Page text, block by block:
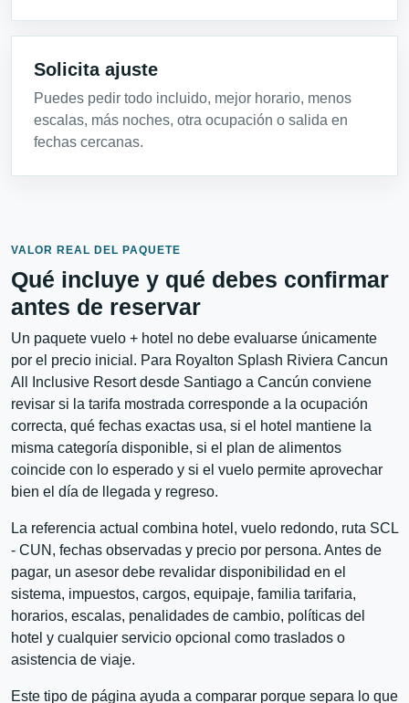
Solicita ajuste
Puedes pedir todo incluido, mejor horario, menos
escalas, más noches, otra ocupación o salida en
fechas cercanas.
VALOR REAL DEL PAQUETE
Qué incluye y qué debes confirmar
antes de reservar
Un paquete vuelo + hotel no debe evaluarse únicamente
por el precio inicial. Para Royalton Splash Riviera Cancun
All Inclusive Resort desde Santiago a Cancún conviene
revisar si la tarifa mostrada corresponde a la ocupación
correcta, qué fechas exactas usa, si el hotel mantiene la
misma categoría disponible, si el plan de alimentos
coincide con lo esperado y si el vuelo permite aprovechar
bien el día de llegada y regreso.
La referencia actual combina hotel, vuelo redondo, ruta SCL
- CUN, fechas observadas y precio por persona. Antes de
pagar, un asesor debe revalidar disponibilidad en el
sistema, impuestos, cargos, equipaje, familia tarifaria,
horarios, escalas, penalidades de cambio, políticas del
hotel y cualquier servicio opcional como traslados o
asistencia de viaje.
Este tipo de página ayuda a comparar porque separa lo que